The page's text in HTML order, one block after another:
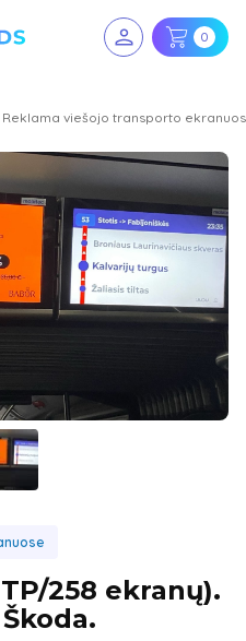
0
Reklama viešojo transporto
258 ekranų).